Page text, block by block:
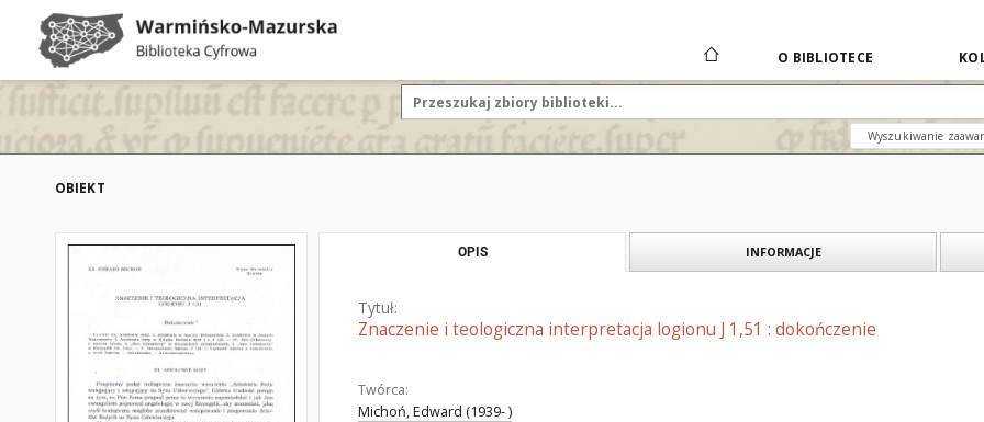
O BIBLIOTECE
Wyszukiwanie
OBIEKT
OPIS INFORMACJE
Tytuł:
Znaczenie i teologiczna interpretacja logionu J 1,51 : dokończenie
Twórca:
Michoń, Edward (1939- )